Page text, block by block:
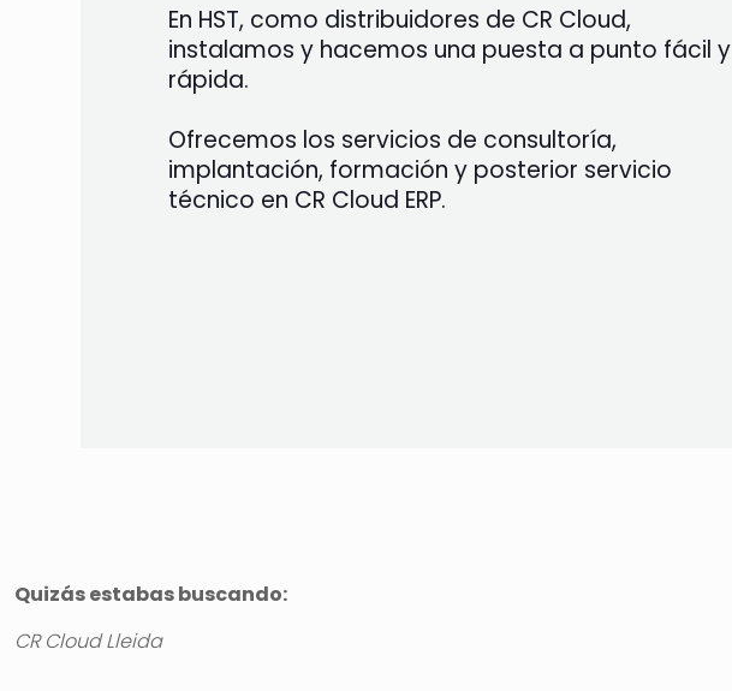
En HST, como distribuidores de CR Cloud,
instalamos y hacemos una puesta a punto fácil y
rápida.
Ofrecemos los servicios de consultoría,
implantación, formación y posterior servicio
técnico en CR Cloud ERP.
Quizás estabas buscando:
CR Cloud Lleida